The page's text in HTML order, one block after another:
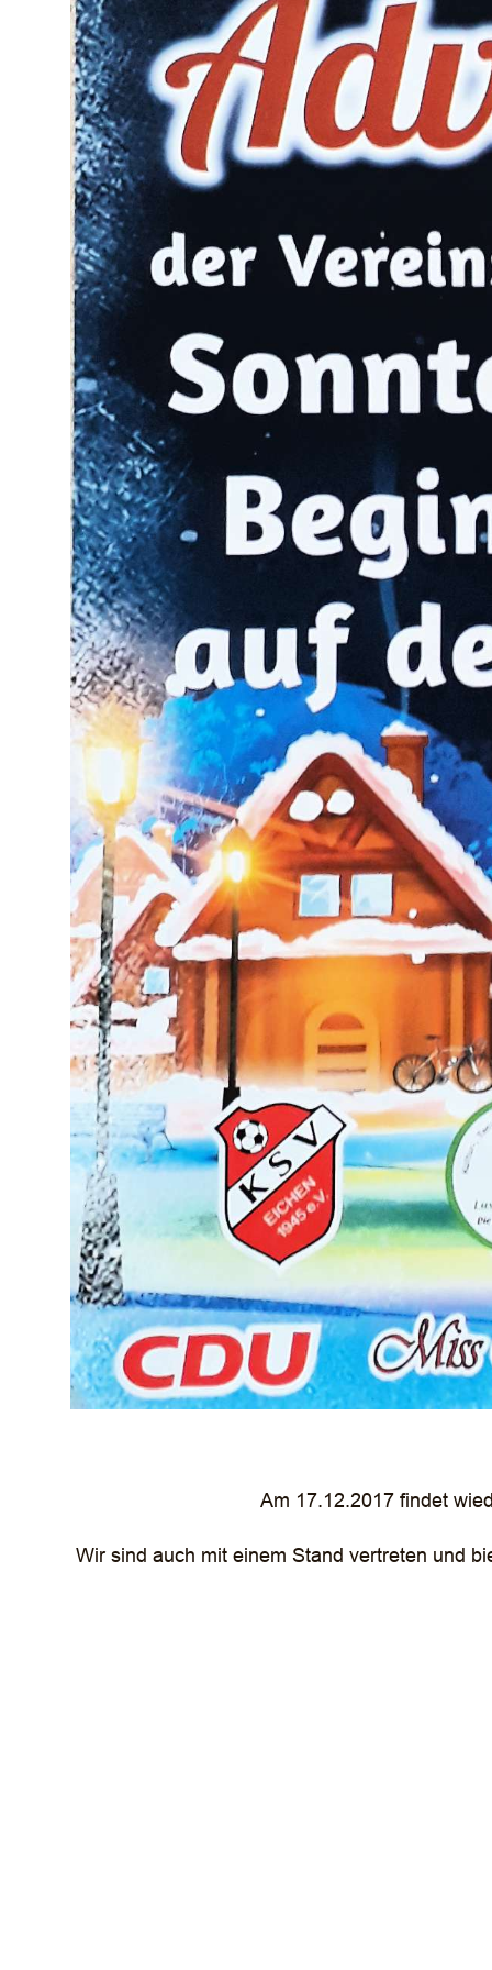
Am 17.12.2017 findet
Wir sind auch mit einem Stand vertreten und